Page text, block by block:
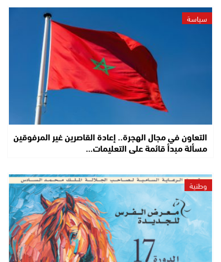
سياسة
التعاون في مجال الهجرة.. إعادة القاصرين غير المرفوقين
مسألة مبدأ قائمة على التعليمات…
وطنية